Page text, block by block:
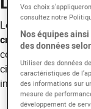
Le Prix EICAR du
créativité,
concours invite
cinéma à travers
individuelles,
Vos choix
consultez notre
Nos équipes
des données
Utiliser des données
caractéristiques de
des informations sur
mesure de
développement de